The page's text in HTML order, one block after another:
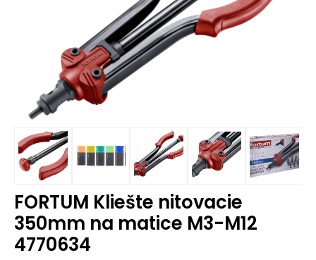
FORTUM Kliešte nitovacie
350mm na matice M3-M12
4770634